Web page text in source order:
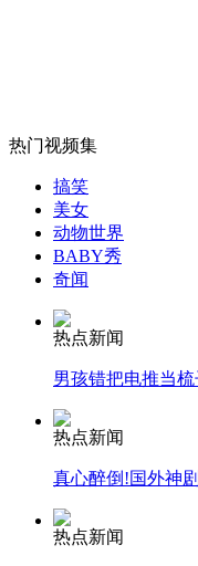
无痛分娩是否安全
外交部：反对强权
安徽一实载49人客
走！跟着总书记去
热门视频集
搞笑
美女
动物世界
BABY秀
奇闻
热点新闻
男孩错把电推当梳
热点新闻
真心醉倒!国外神
热点新闻